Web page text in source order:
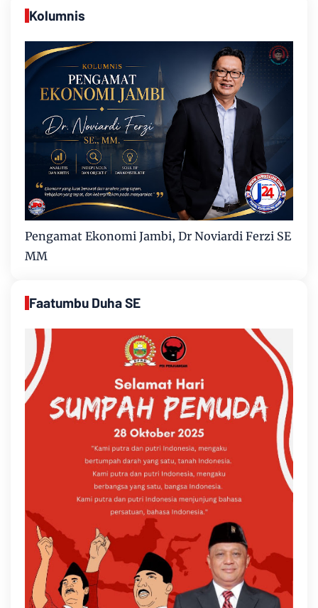
Kolumnis
Pengamat Ekonomi Jambi, Dr Noviardi Ferzi SE
MM
Faatumbu Duha SE